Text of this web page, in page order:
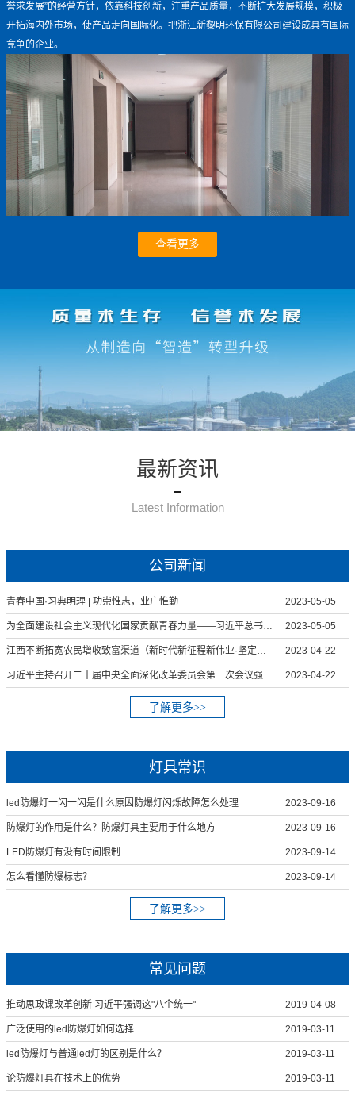
誉求发展”的经营方针，依靠科技创新，注重产品质量，不断扩大发展规模，积极
开拓海内外市场，使产品走向国际化。把浙江新黎明环保有限公司建设成具有国际
竞争的企业。
查看更多
最新资讯
Latest Information
公司新闻
2023-05-05
青春中国·习典明理 | 功崇惟志，业广惟勤
2023-05-05
为全面建设社会主义现代化国家贡献青春力量——习近平总书记给中国农业大学科技小院的学生回信引起强烈反响
2023-04-22
江西不断拓宽农民增收致富渠道（新时代新征程新伟业·坚定不移推动高质量发展）
2023-04-22
习近平主持召开二十届中央全面深化改革委员会第一次会议强调 守正创新真抓实干 在新征程上谱写改革开放新篇章
了解更多>>
灯具常识
2023-09-16
led防爆灯一闪一闪是什么原因防爆灯闪烁故障怎么处理
2023-09-16
防爆灯的作用是什么？防爆灯具主要用于什么地方
2023-09-14
LED防爆灯有没有时间限制
2023-09-14
怎么看懂防爆标志？
了解更多>>
常见问题
2019-04-08
推动思政课改革创新 习近平强调这"八个统一"
2019-03-11
广泛使用的led防爆灯如何选择
2019-03-11
led防爆灯与普通led灯的区别是什么？
2019-03-11
论防爆灯具在技术上的优势